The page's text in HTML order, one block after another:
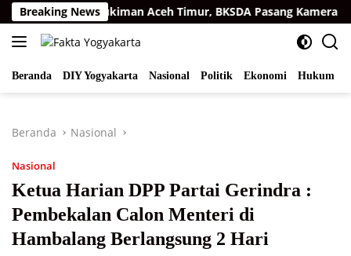
Langsung
ke
konten
Breaking News
di Permukiman Aceh Timur, BKSDA Pasang Kamera dan
Beranda DIY Yogyakarta Nasional Politik Ekonomi Hukum
Beranda Nasional
Nasional
Ketua Harian DPP Partai Gerindra :
Pembekalan Calon Menteri di
Hambalang Berlangsung 2 Hari